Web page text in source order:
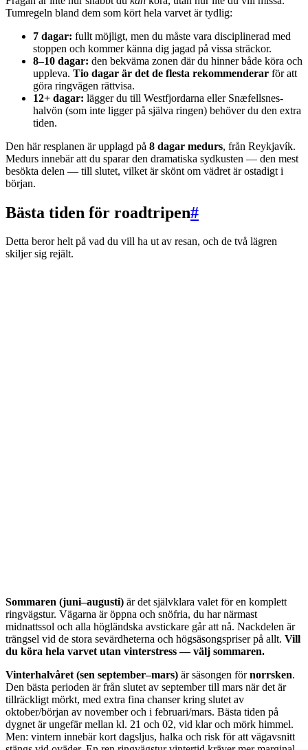
Tumregeln bland dem som kört hela varvet är tydlig:
7 dagar: fullt möjligt, men du måste vara disciplinerad med
stoppen och kommer känna dig jagad på vissa sträckor.
8–10 dagar: den bekväma zonen där du hinner både köra och
uppleva. Tio dagar är det de flesta rekommenderar för att
göra ringvägen rättvisa.
12+ dagar: lägger du till Westfjordarna eller Snæfellsnes-
halvön (som inte ligger på själva ringen) behöver du den extra
tiden.
Den här resplanen är upplagd på 8 dagar medurs, från Reykjavík.
Medurs innebär att du sparar den dramatiska sydkusten — den mest
besökta delen — till slutet, vilket är skönt om vädret är ostadigt i
början.
Bästa tiden för roadtripen#
Detta beror helt på vad du vill ha ut av resan, och de två lägren
skiljer sig rejält.
Sommaren (juni–augusti) är det självklara valet för en komplett
ringvägstur. Vägarna är öppna och snöfria, du har närmast
midnattssol och alla högländska avstickare går att nå. Nackdelen är
trängsel vid de stora sevärdheterna och högsäsongspriser på allt. Vill
du köra hela varvet utan vinterstress — välj sommaren.
Vinterhalvåret (sen september–mars) är säsongen förnorrsken.
Den bästa perioden är från slutet av september till mars när det är
tillräckligt mörkt, med extra fina chanser kring slutet av
oktober/början av november och i februari/mars. Bästa tiden på
dygnet är ungefär mellan kl. 21 och 02, vid klar och mörk himmel.
Men: vintern innebär kort dagsljus, halka och risk för att vägavsnitt